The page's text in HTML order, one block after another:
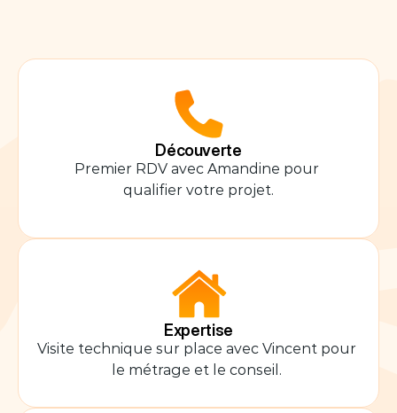
Votre projet en 5 étapes claires
Découverte
Premier RDV avec Amandine pour
qualifier votre projet.
Expertise
Visite technique sur place avec Vincent pour
le métrage et le conseil.